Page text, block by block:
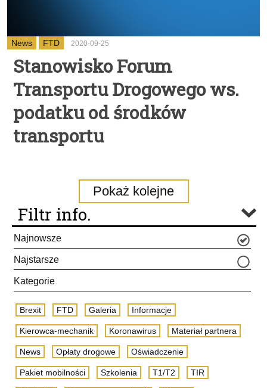
News FTD 2020-09-25
Stanowisko Forum
Transportu Drogowego ws.
podatku od środków
transportu
Pokaż kolejne
Filtr info.
Najnowsze
Najstarsze
Kategorie
Brexit FTD Galeria Informacje
Kierowca-mechanik Koronawirus Materiał partnera
News Opłaty drogowe Oświadczenie
Pakiet mobilności Szkolenia T1/T2 TIR